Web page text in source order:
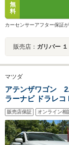
無
料
カーセンサーアフター保証
販売店： ガリバー
マツダ
アテンザワゴン
ラーナビ ドラレコ
販売店保証 オンライン相